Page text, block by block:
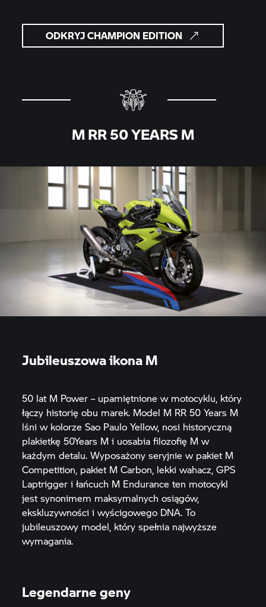
ODKRYJ CHAMPION EDITION
M RR50 YEARS M
Jubileuszowa ikona M
50 lat M Power – upamiętnione w motocyklu, który
łączy historię obu marek. Model M RR 50 Years M
lśni w kolorze Sao Paulo Yellow, nosi historyczną
plakietkę 50Years M i uosabia filozofię M w
każdym detalu. Wyposażony seryjnie w pakiet M
Competition, pakiet M Carbon, lekki wahacz, GPS
Laptrigger i łańcuch M Endurance ten motocykl
jest synonimem maksymalnych osiągów,
ekskluzywności i wyścigowego DNA. To
jubileuszowy model, który spełnia najwyższe
wymagania.
Legendarne geny